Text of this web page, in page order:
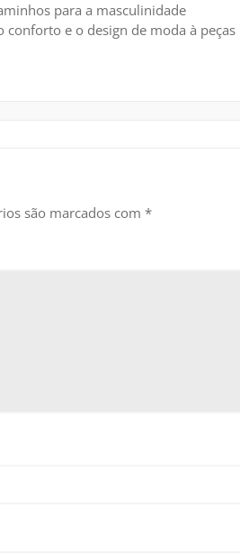
para a masculinidade
e o design de moda à peças
são marcados com *